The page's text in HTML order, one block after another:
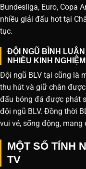
Bundesliga, Euro, Copa
nhiều giải đấu hot tại
tục.
ĐỘI NGŨ BÌNH
NHIỀU KINH NGHIỆM
Đội ngũ BLV tại cũng là
thu hút và giữ chân
đấu bóng đá được phát
đội ngũ BLV. Đồng thời
vui vẻ, sống động,
MỘT SỐ TÍNH
TV